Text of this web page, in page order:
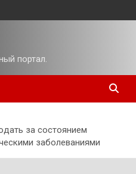
портал.
за состоянием
заболеваниями